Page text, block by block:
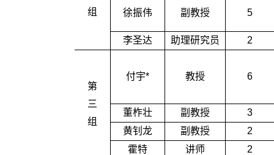
组
徐振伟 副教授 5
李圣达 助理研究员 2
第
三
组
付宇* 教授 6
董柞壮 副教授
3
黄钊龙
副教授
2
霍特
讲师 2